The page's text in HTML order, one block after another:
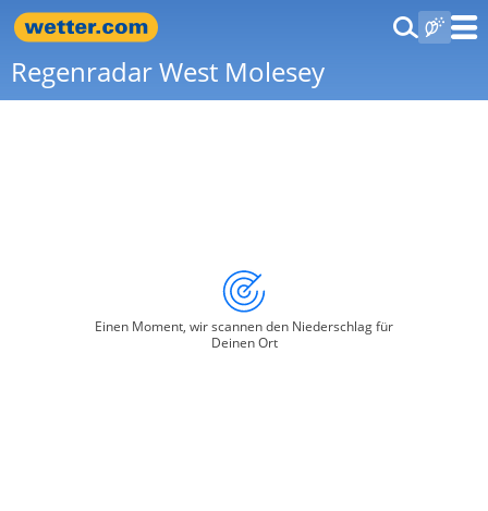
Regenradar West Molesey
Einen Moment, wir scannen den Niederschlag für
Deinen Ort